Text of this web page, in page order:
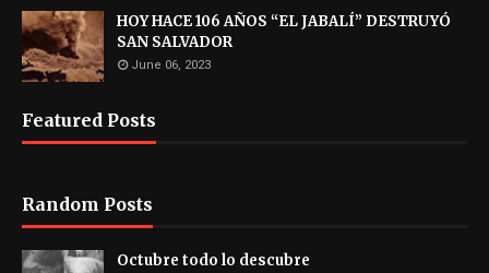
HOY HACE 106 AÑOS “EL JABALÍ” DESTRUYÓ
SAN SALVADOR
June 06, 2023
Featured Posts
Random Posts
Octubre todo lo descubre